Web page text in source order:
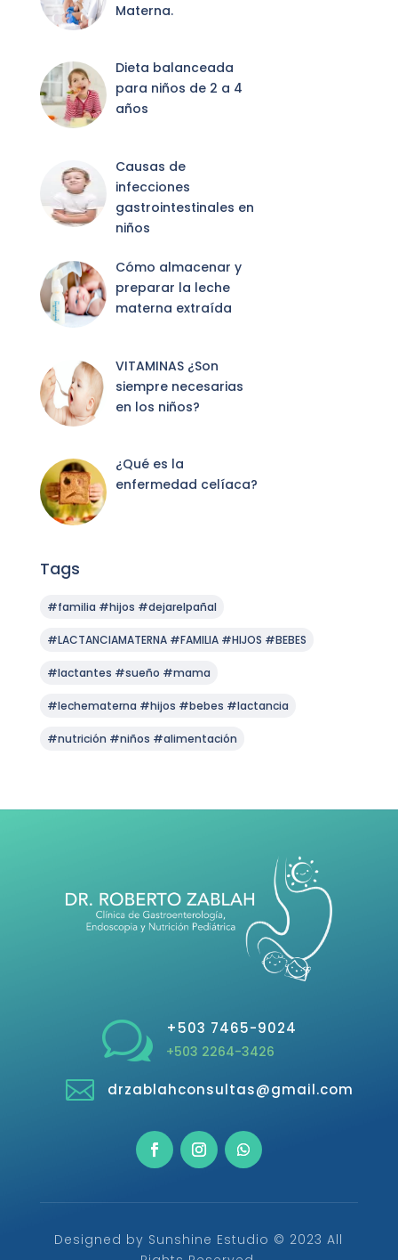
Materna.
Dieta balanceada
para niños de 2 a 4
años
Causas de
infecciones
gastrointestinales en
niños
Cómo almacenar y
preparar la leche
materna extraída
VITAMINAS ¿Son
siempre necesarias
en los niños?
¿Qué es la
enfermedad celíaca?
Tags
#familia #hijos #dejarelpañal
#LACTANCIAMATERNA #FAMILIA #HIJOS #BEBES
#lactantes #sueño #mama
#lechematerna #hijos #bebes #lactancia
#nutrición #niños #alimentación
w +503 7465-9024
+503 2264-3426
 drzablahconsultas@gmail.com
Designed by Sunshine Estudio © 2023 All